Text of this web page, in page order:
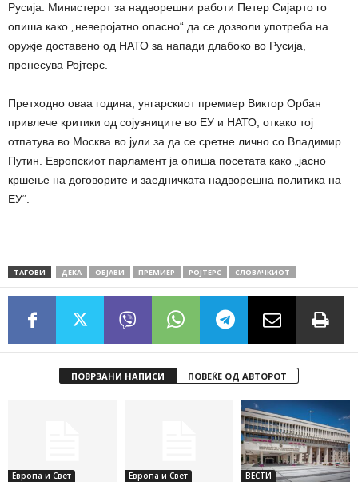
Русија. Министерот за надворешни работи Петер Сијарто го
опиша како „неверојатно опасно“ да се дозволи употреба на
оружје доставено од НАТО за напади длабоко во Русија,
пренесува Ројтерс.
Претходно оваа година, унгарскиот премиер Виктор Орбан
привлече критики од сојузниците во ЕУ и НАТО, откако тој
отпатува во Москва во јули за да се сретне лично со Владимир
Путин. Европскиот парламент ја опиша посетата како „јасно
кршење на договорите и заедничката надворешна политика на
ЕУ“.
ТАГОВИ ДЕКА ОБЈАВИ ПРЕМИЕР РОЈТЕРС СЛОВАЧКИОТ
ПОВРЗАНИ НАПИСИ ПОВЕЌЕ ОД АВТОРОТ
Европа и Свет Европа и Свет ВЕСТИ